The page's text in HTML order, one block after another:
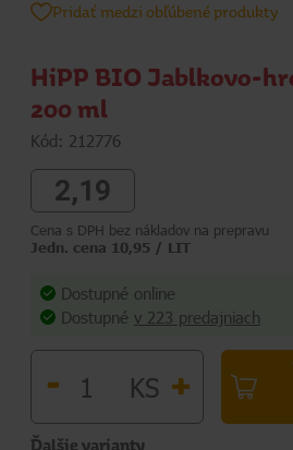
Pridať medzi obľúbené produkty
HiPP BIO Jablkovo-
200 ml
Kód: 212776
2,19
Cena s DPH bez nákladov na prepravu
Jedn. cena 10,95 / LIT
Dostupné online
Dostupné v 223 predajniach
- KS +
Ďalšie varianty